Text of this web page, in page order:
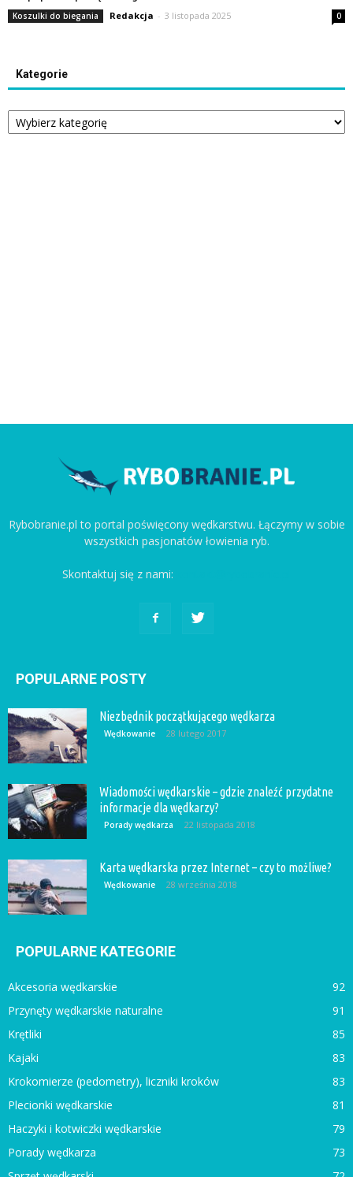
Koszulki do biegania Redakcja - 3 listopada 2025 0
Kategorie
Kategorie
Rybobranie.pl to portal poświęcony wędkarstwu. Łączymy w sobie
wszystkich pasjonatów łowienia ryb.
Skontaktuj się z nami:
POPULARNE POSTY
Niezbędnik początkującego wędkarza
Wędkowanie 28 lutego 2017
Wiadomości wędkarskie – gdzie znaleźć przydatne
informacje dla wędkarzy?
Porady wędkarza 22 listopada 2018
Karta wędkarska przez Internet – czy to możliwe?
Wędkowanie 28 września 2018
POPULARNE KATEGORIE
Akcesoria wędkarskie
92
Przynęty wędkarskie naturalne
91
Krętliki
85
Kajaki
83
Krokomierze (pedometry), liczniki kroków
83
Plecionki wędkarskie
81
Haczyki i kotwiczki wędkarskie
79
Porady wędkarza
73